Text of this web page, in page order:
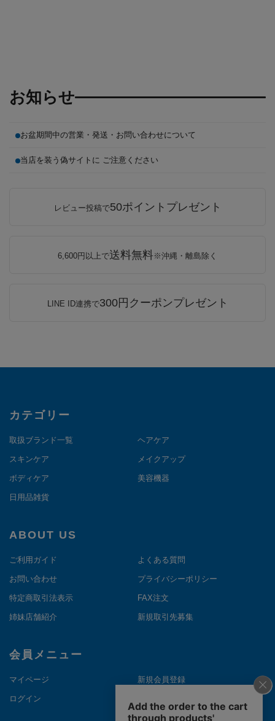
お知らせ
お盆期間中の営業・発送・お問い合わせについて
当店を装う偽サイトに ご注意ください
レビュー投稿で50ポイントプレゼント
6,600円以上で送料無料※沖縄・離島除く
LINE ID連携で300円クーポンプレゼント
カテゴリー
取扱ブランド一覧 ヘアケア
スキンケア メイクアップ
ボディケア 美容機器
日用品雑貨
ABOUT US
ご利用ガイド よくある質問
お問い合わせ プライバシーポリシー
特定商取引法表示 FAX注文
姉妹店舗紹介 新規取引先募集
会員メニュー
マイページ 新規会員登録
ログイン